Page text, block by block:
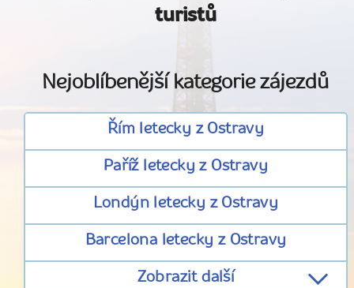
turistů
Nejoblíbenější kategorie zájezdů
Řím letecky z Ostravy
Paříž letecky z Ostravy
Londýn letecky z Ostravy
Barcelona letecky z Ostravy
Zobrazit další